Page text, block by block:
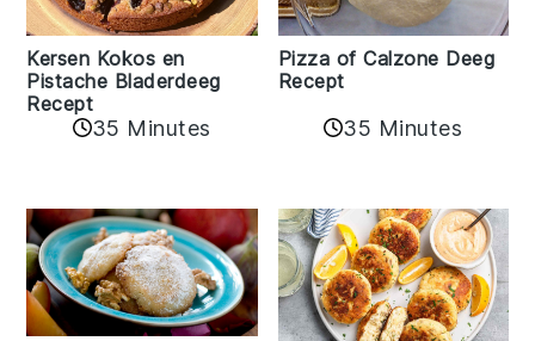
Kersen Kokos en
Pistache Bladerdeeg
Recept
35 Minutes
Pizza of Calzone Deeg
Recept
35 Minutes